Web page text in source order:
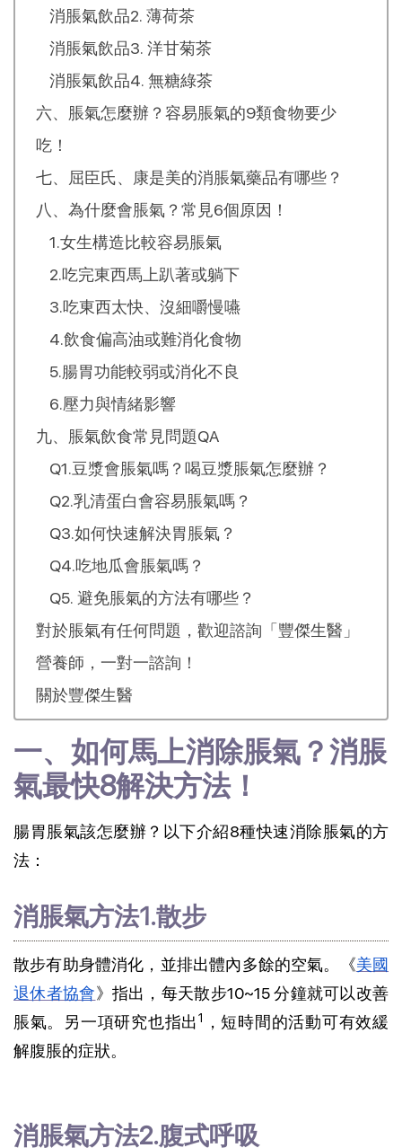
消脹氣飲品2. 薄荷茶
消脹氣飲品3. 洋甘菊茶
消脹氣飲品4. 無糖綠茶
六、脹氣怎麼辦？容易脹氣的9類食物要少
吃！
七、屈臣氏、康是美的消脹氣藥品有哪些？
八、為什麼會脹氣？常見6個原因！
1.女生構造比較容易脹氣
2.吃完東西馬上趴著或躺下
3.吃東西太快、沒細嚼慢嚥
4.飲食偏高油或難消化食物
5.腸胃功能較弱或消化不良
6.壓力與情緒影響
九、脹氣飲食常見問題QA
Q1.豆漿會脹氣嗎？喝豆漿脹氣怎麼辦？
Q2.乳清蛋白會容易脹氣嗎？
Q3.如何快速解決胃脹氣？
Q4.吃地瓜會脹氣嗎？
Q5. 避免脹氣的方法有哪些？
對於脹氣有任何問題，歡迎諮詢「豐傑生醫」
營養師，一對一諮詢！
關於豐傑生醫
一、如何馬上消除脹氣？消脹
氣最快8解決方法！
腸胃脹氣該怎麼辦？以下介紹8種快速消除脹氣的方
法：
消脹氣方法1.散步
散步有助身體消化，並排出體內多餘的空氣。《美國
退休者協會》指出，每天散步10~15 分鐘就可以改善
脹氣。另一項研究也指出1
，短時間的活動可有效緩
解腹脹的症狀。
消脹氣方法2.腹式呼吸